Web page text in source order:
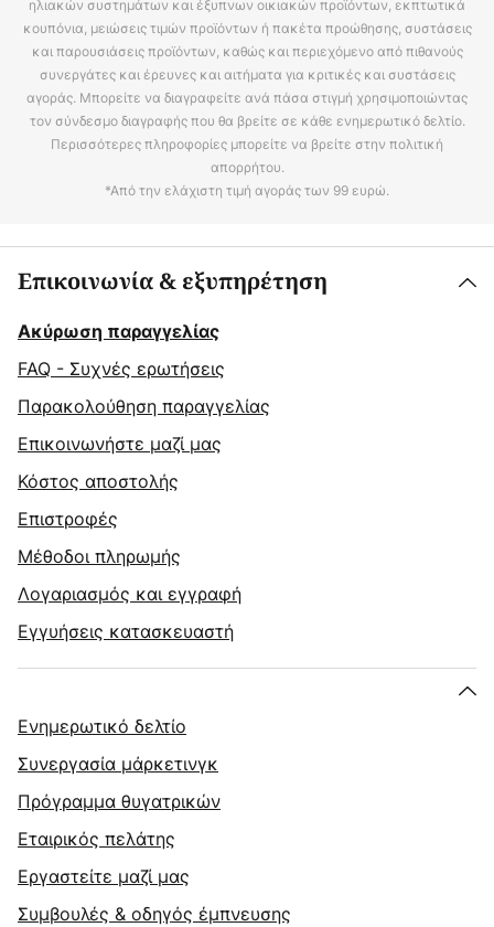
ηλιακών συστημάτων και έξυπνων οικιακών προϊόντων, εκπτωτικά
κουπόνια, μειώσεις τιμών προϊόντων ή πακέτα προώθησης, συστάσεις
και παρουσιάσεις προϊόντων, καθώς και περιεχόμενο από πιθανούς
συνεργάτες και έρευνες και αιτήματα για κριτικές και συστάσεις
αγοράς. Μπορείτε να διαγραφείτε ανά πάσα στιγμή χρησιμοποιώντας
τον σύνδεσμο διαγραφής που θα βρείτε σε κάθε ενημερωτικό δελτίο.
Περισσότερες πληροφορίες μπορείτε να βρείτε στην πολιτική
απορρήτου.
*Από την ελάχιστη τιμή αγοράς των 99 ευρώ.
Επικοινωνία & εξυπηρέτηση
Ακύρωση παραγγελίας
FAQ - Συχνές ερωτήσεις
Παρακολούθηση παραγγελίας
Επικοινωνήστε μαζί μας
Κόστος αποστολής
Επιστροφές
Μέθοδοι πληρωμής
Λογαριασμός και εγγραφή
Εγγυήσεις κατασκευαστή
Ενημερωτικό δελτίο
Συνεργασία μάρκετινγκ
Πρόγραμμα θυγατρικών
Εταιρικός πελάτης
Εργαστείτε μαζί μας
Συμβουλές & οδηγός έμπνευσης